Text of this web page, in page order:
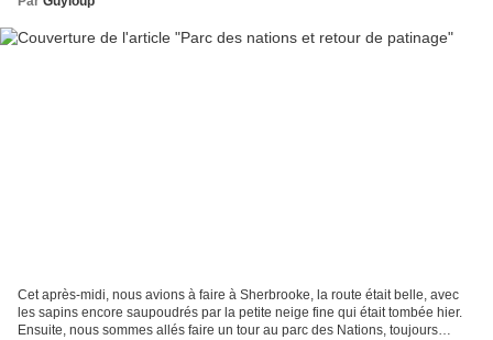
Cet après-midi, nous avions à faire à Sherbrooke, la route était belle, avec
les sapins encore saupoudrés par la petite neige fine qui était tombée hier.
Ensuite, nous sommes allés faire un tour au parc des Nations, toujours